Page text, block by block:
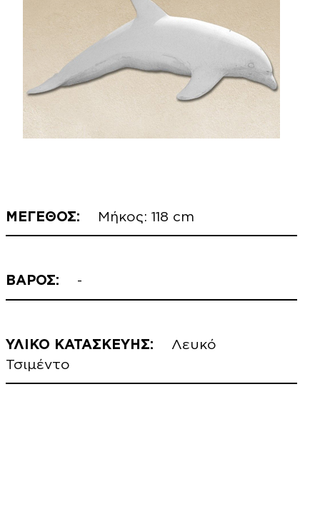
ΜΕΓΕΘΟΣ: Μήκος: 118 cm
ΒΑΡΟΣ: -
ΥΛΙΚΟ ΚΑΤΑΣΚΕΥΗΣ:
Λευκό
Τσιμέντο